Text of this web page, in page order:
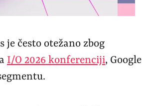
često otežano zbog
I/O 2026 konferenciji, Google